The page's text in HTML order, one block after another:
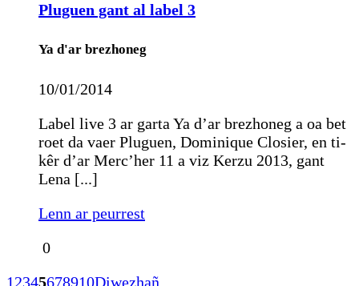
Pluguen gant al label 3
Ya d'ar brezhoneg
10/01/2014
Label live 3 ar garta Ya d’ar brezhoneg a oa bet
roet da vaer Pluguen, Dominique Closier, en ti-
kêr d’ar Merc’her 11 a viz Kerzu 2013, gant
Lena [...]
Lenn ar peurrest
0
12345678910Diwezhañ